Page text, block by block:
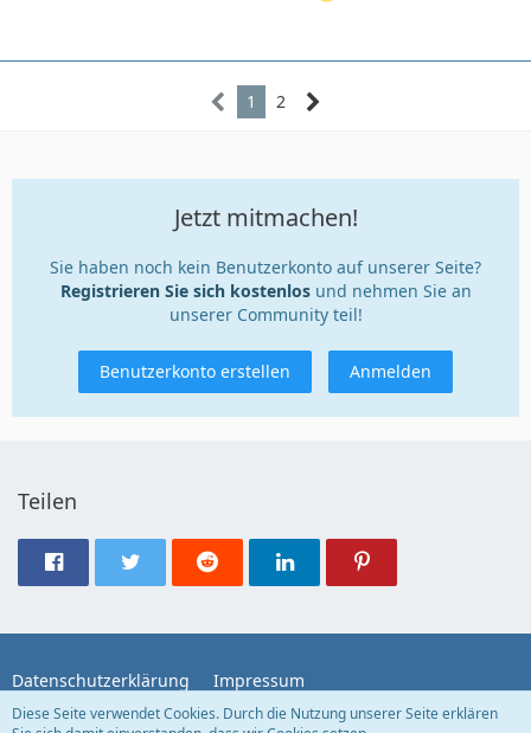
1 2
Jetzt mitmachen!
Sie haben noch kein Benutzerkonto auf unserer Seite?
Registrieren Sie sich kostenlosund nehmen Sie an
unserer Community teil!
Benutzerkonto erstellen Anmelden
Teilen
Datenschutzerklärung Impressum
Diese Seite verwendet Cookies. Durch die Nutzung unserer Seite erklären